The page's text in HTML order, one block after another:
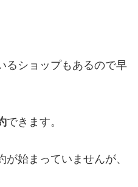
るショップもあるので早
できます。
始まっていませんが、